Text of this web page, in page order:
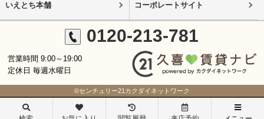
いえとち本舗 コーポレートサイト
0120-213-781
営業時間 9:00～19:00
定休日 毎週水曜日
©センチュリー21カクダイネットワーク